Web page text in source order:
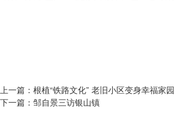
上一篇： 根植“铁路文化” 老旧小区变身幸福家园
下一篇： 邹自景三访银山镇